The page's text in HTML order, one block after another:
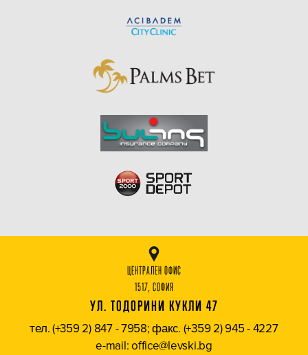
ЦЕНТРАЛЕН ОФИС
1517, СОФИЯ
УЛ. ТОДОРИНИ КУКЛИ 47
тел. (+359 2) 847 - 7958; факс. (+359 2) 945 - 4227
e-mail: office@levski.bg